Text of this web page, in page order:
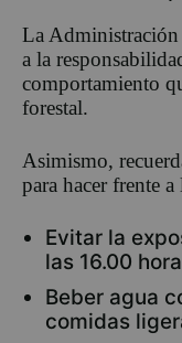
La Administración
a la
comportamiento
forestal.
Asimismo,
para hacer frente
Evitar la
las 16.00
Beber agua
comidas